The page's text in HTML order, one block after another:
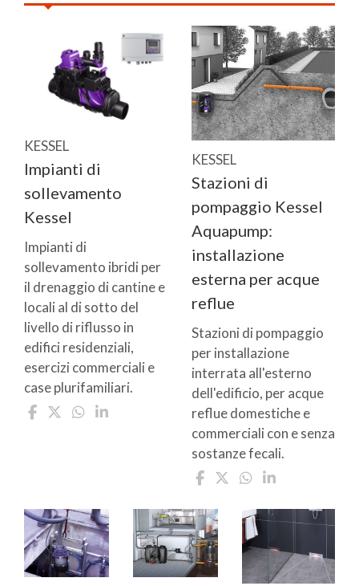
KESSEL
Impianti di
sollevamento
Kessel
Impianti di
sollevamento ibridi per
il drenaggio di cantine e
locali al di sotto del
livello di riflusso in
edifici residenziali,
esercizi commerciali e
case plurifamiliari.
KESSEL
Stazioni di
pompaggio Kessel
Aquapump:
installazione
esterna per acque
reflue
Stazioni di pompaggio
per installazione
interrata all'esterno
dell'edificio, per acque
reflue domestiche e
commerciali con e senza
sostanze fecali.